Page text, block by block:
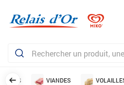
VIANDES